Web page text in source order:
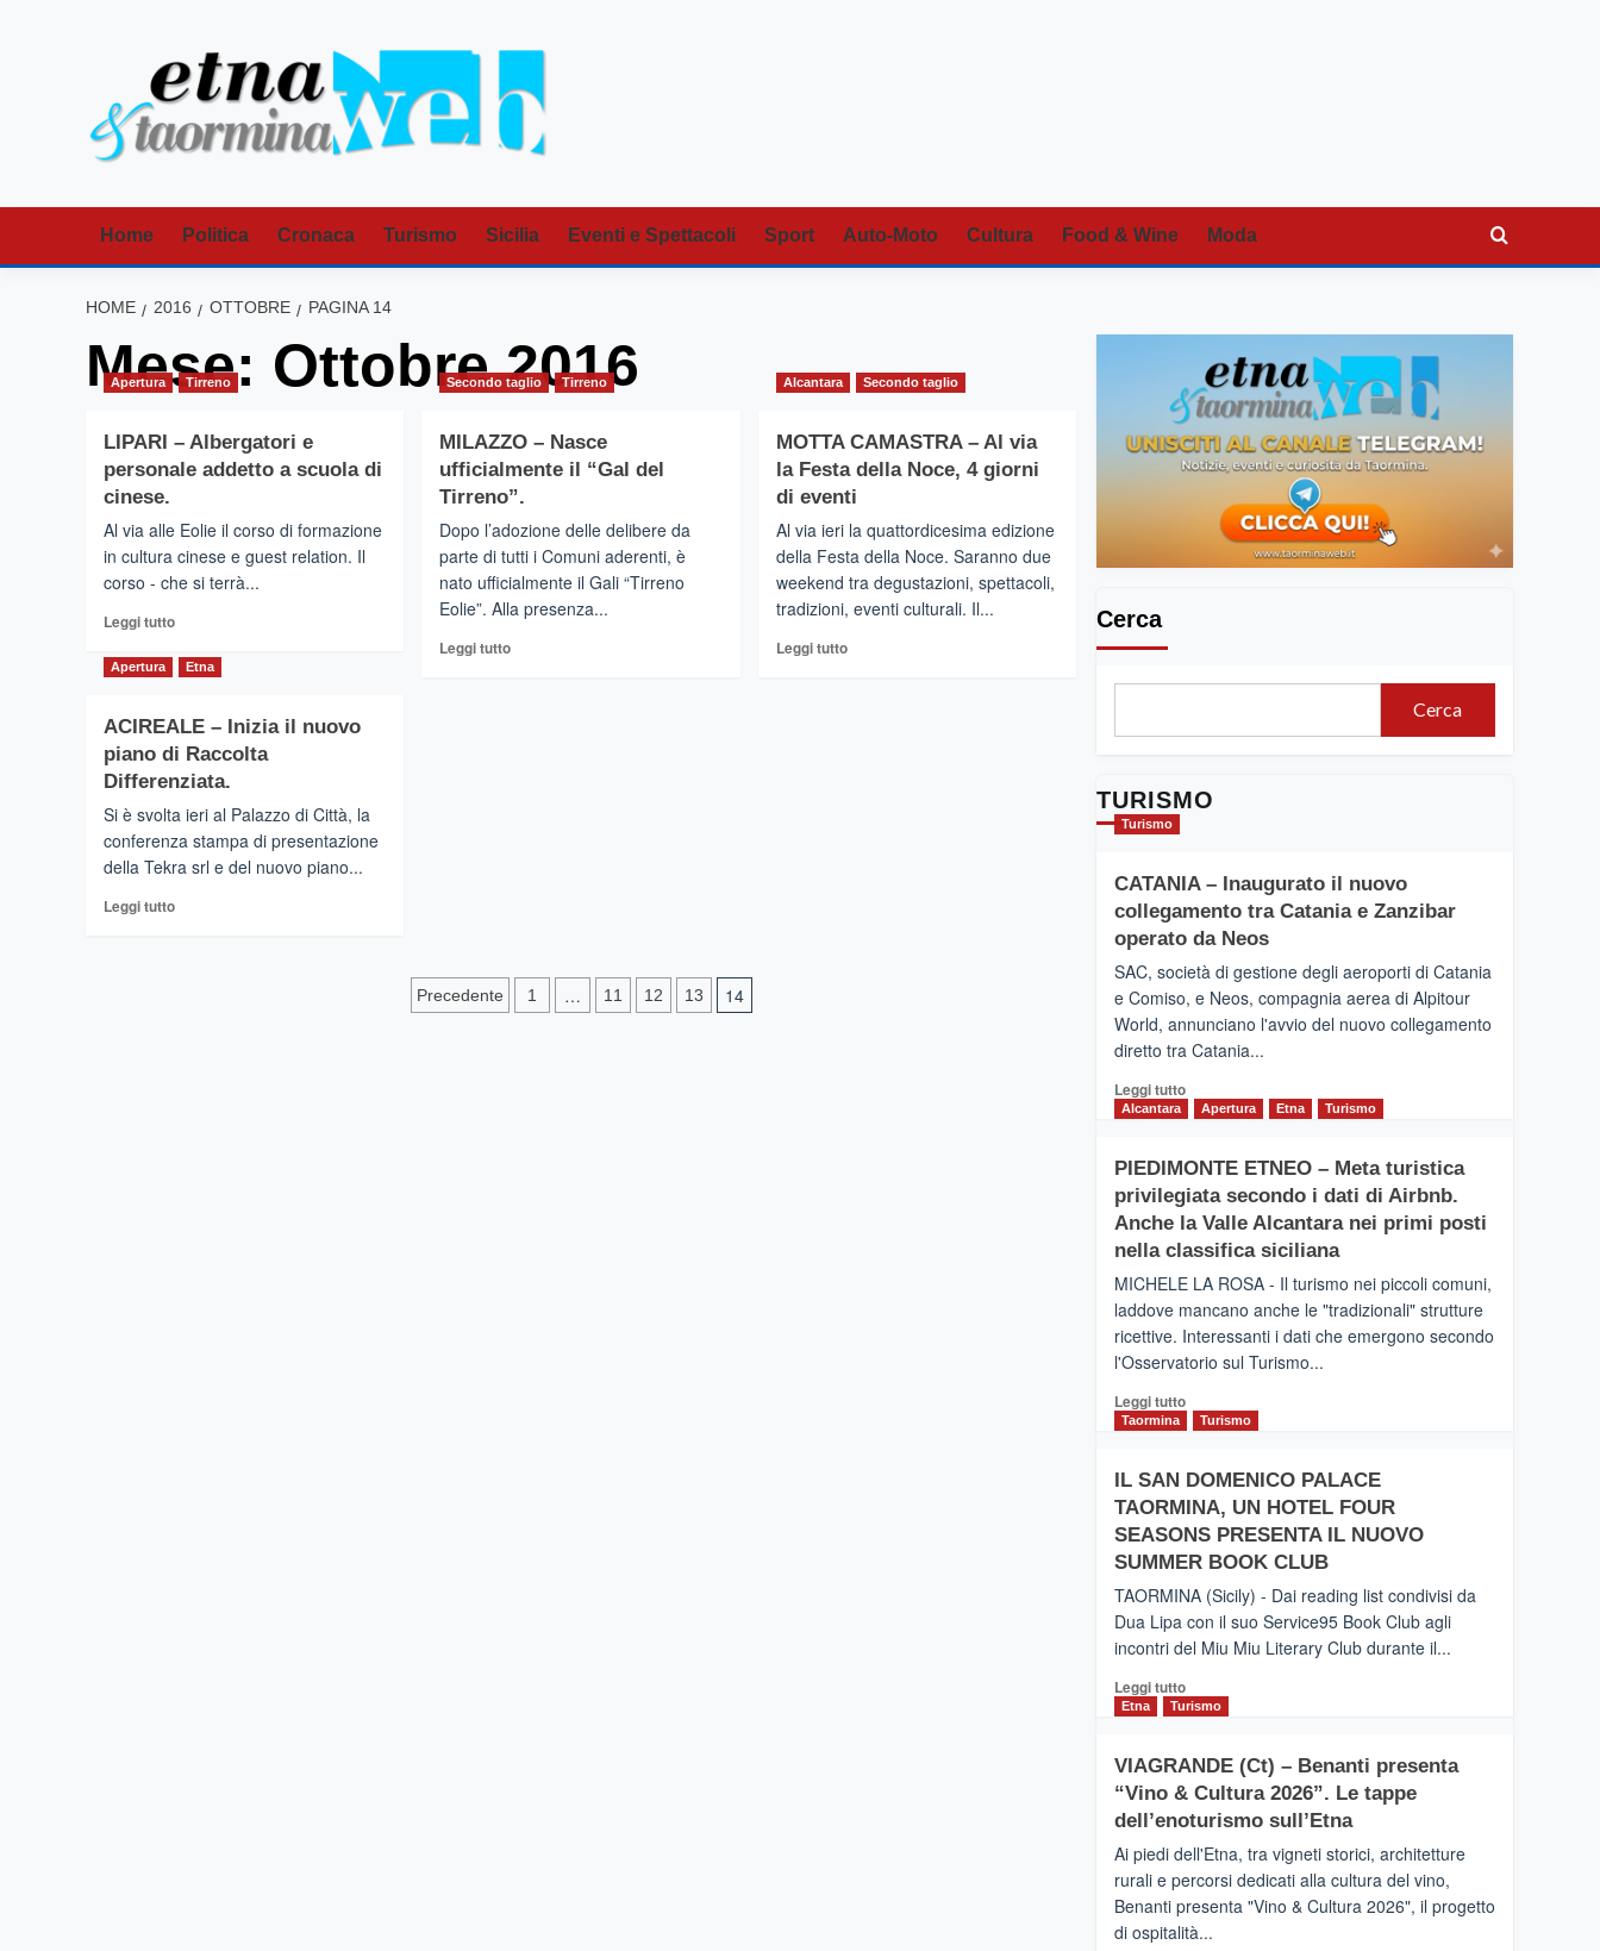
Home Politica Cronaca Turismo Sicilia Eventi e Spettacoli Sport Auto-Moto Cultura Food & Wine Moda
HOME 2016 OTTOBRE PAGINA 14
Mese: Ottobre 2016
Apertura Tirreno
LIPARI – Albergatori e
personale addetto a scuola di
cinese.
Al via alle Eolie il corso di formazione
in cultura cinese e guest relation. Il
corso - che si terrà...
Leggi tuttoLeggi
più
–
Albergatori
e
addetto
a
scuola
cinese.
Secondo taglio Tirreno
MILAZZO – Nasce
ufficialmente il “Gal del
Tirreno”.
Dopo l’adozione delle delibere da
parte di tutti i Comuni aderenti, è
nato ufficialmente il Gali “Tirreno
Eolie”. Alla presenza...
Leggi tuttoLeggi
Alcantara Secondo taglio
MOTTA CAMASTRA – Al via
la Festa della Noce, 4 giorni
di eventi
Al via ieri la quattordicesima edizione
della Festa della Noce. Saranno due
weekend tra degustazioni, spettacoli,
tradizioni, eventi culturali. Il...
Leggi tuttoLeggi
Apertura Etna
ACIREALE – Inizia il nuovo
piano di Raccolta
Differenziata.
Si è svolta ieri al Palazzo di Città, la
conferenza stampa di presentazione
della Tekra srl e del nuovo piano...
Leggi tuttoLeggi
Paginazione
Precedente 1 … 11 12 13 14
Cerca
Cerca
TURISMO
Turismo
CATANIA – Inaugurato il nuovo
collegamento tra Catania e Zanzibar
operato da Neos
SAC, società di gestione degli aeroporti di Catania
e Comiso, e Neos, compagnia aerea di Alpitour
World, annunciano l'avvio del nuovo collegamento
diretto tra Catania...
Leggi tuttoLeggi
CATANIA
–
Inaugurato
il
collegamento
tra
Catania
e
operato
da
Alcantara Apertura Etna Turismo
PIEDIMONTE ETNEO – Meta turistica
privilegiata secondo i dati di Airbnb.
Anche la Valle Alcantara nei primi posti
nella classifica siciliana
MICHELE LA ROSA - Il turismo nei piccoli comuni,
laddove mancano anche le "tradizionali" strutture
ricettive. Interessanti i dati che emergono secondo
l'Osservatorio sul Turismo...
Leggi tuttoLeggi
PIEDIMONTE
ETNEO
–
Meta
privilegiata
secondo
i
di
Airbnb.
la
Valle
Alcantara
nei
primi
classifica
siciliana
Taormina Turismo
IL SAN DOMENICO PALACE
TAORMINA, UN HOTEL FOUR
SEASONS PRESENTA IL NUOVO
SUMMER BOOK CLUB
TAORMINA (Sicily) - Dai reading list condivisi da
Dua Lipa con il suo Service95 Book Club agli
incontri del Miu Miu Literary Club durante il...
Leggi tuttoLeggi
di
IL
SAN
DOMENICO
TAORMINA,
UN
HOTEL
FOUR
Etna Turismo
VIAGRANDE (Ct) – Benanti presenta
“Vino & Cultura 2026”. Le tappe
dell’enoturismo sull’Etna
Ai piedi dell'Etna, tra vigneti storici, architetture
rurali e percorsi dedicati alla cultura del vino,
Benanti presenta "Vino & Cultura 2026", il progetto
di ospitalità...